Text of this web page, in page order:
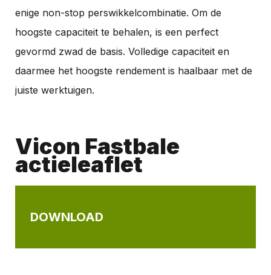
enige non-stop perswikkelcombinatie. Om de
hoogste capaciteit te behalen, is een perfect
gevormd zwad de basis. Volledige capaciteit en
daarmee het hoogste rendement is haalbaar met de
juiste werktuigen.
Vicon Fastbale
actieleaflet
DOWNLOAD